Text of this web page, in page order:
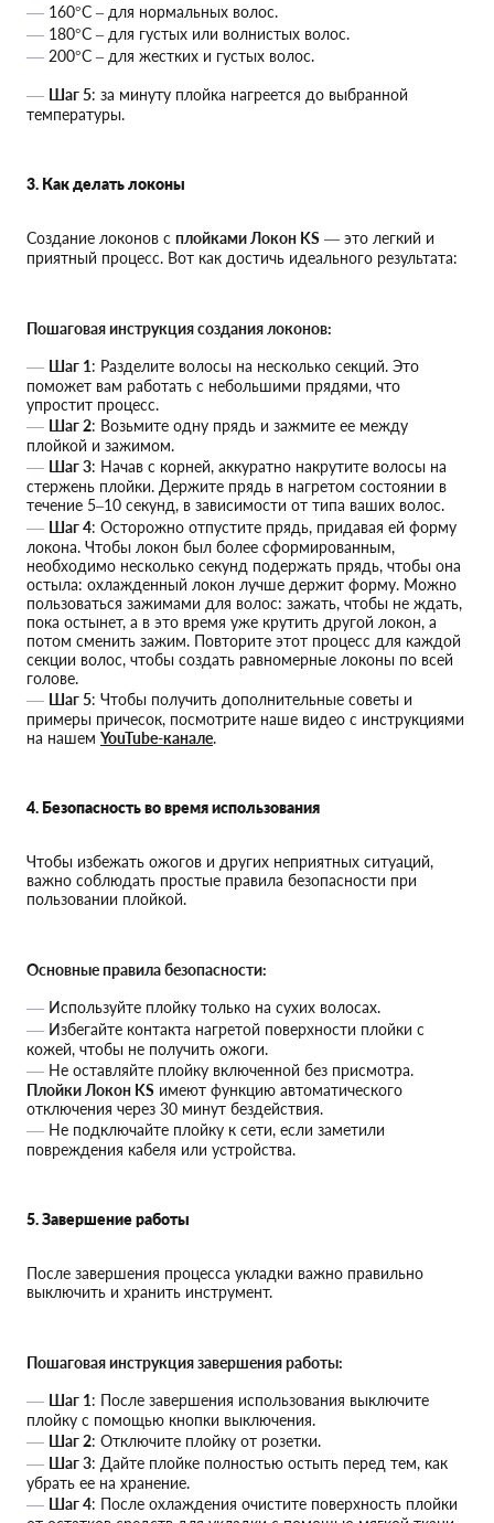
160°C – для нормальных волос.
180°C – для густых или волнистых волос.
200°C – для жестких и густых волос.
Шаг 5: за минуту плойка нагреется до выбранной
температуры.
3. Как делать локоны
Создание локонов с плойками Локон KS — это легкий и
приятный процесс. Вот как достичь идеального результата:
Пошаговая инструкция создания локонов:
Шаг 1: Разделите волосы на несколько секций. Это
поможет вам работать с небольшими прядями, что
упростит процесс.
Шаг 2: Возьмите одну прядь и зажмите ее между
плойкой и зажимом.
Шаг 3: Начав с корней, аккуратно накрутите волосы на
стержень плойки. Держите прядь в нагретом состоянии в
течение 5–10 секунд, в зависимости от типа ваших волос.
Шаг 4: Осторожно отпустите прядь, придавая ей форму
локона. Чтобы локон был более сформированным,
необходимо несколько секунд подержать прядь, чтобы она
остыла: охлажденный локон лучше держит форму. Можно
пользоваться зажимами для волос: зажать, чтобы не ждать,
пока остынет, а в это время уже крутить другой локон, а
потом сменить зажим. Повторите этот процесс для каждой
секции волос, чтобы создать равномерные локоны по всей
голове.
Шаг 5: Чтобы получить дополнительные советы и
примеры причесок, посмотрите наше видео с инструкциями
на нашем YouTube-канале.
4. Безопасность во время использования
Чтобы избежать ожогов и других неприятных ситуаций,
важно соблюдать простые правила безопасности при
пользовании плойкой.
Основные правила безопасности:
Используйте плойку только на сухих волосах.
Избегайте контакта нагретой поверхности плойки с
кожей, чтобы не получить ожоги.
Не оставляйте плойку включенной без присмотра.
Плойки Локон KS имеют функцию автоматического
отключения через 30 минут бездействия.
Не подключайте плойку к сети, если заметили
повреждения кабеля или устройства.
5. Завершение работы
После завершения процесса укладки важно правильно
выключить и хранить инструмент.
Пошаговая инструкция завершения работы:
Шаг 1: После завершения использования выключите
плойку с помощью кнопки выключения.
Шаг 2: Отключите плойку от розетки.
Шаг 3: Дайте плойке полностью остыть перед тем, как
убрать ее на хранение.
Шаг 4: После охлаждения очистите поверхность плойки